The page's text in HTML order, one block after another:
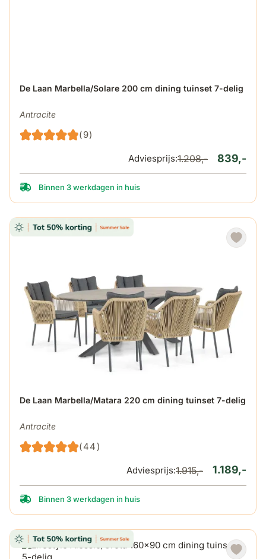
De Laan Marbella/Solare 200 cm dining tuinset 7-delig
Antracite
(9)
De prijs is afhankelijk van de gekozen opties op de
839,-
Adviesprijs:1.208,-
Binnen 3 werkdagen in huis
De Laan Marbella/Matara 220 cm dining tuinset 7-delig
Antracite
(44)
De prijs is afhankelijk van de gekozen opties op de
1.189,-
Adviesprijs:1.915,-
Binnen 3 werkdagen in huis